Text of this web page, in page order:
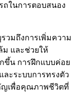
ถในการตอบสนอง
วมถึงการเพิ่มความ
ม และช่วยให้
ขึ้น การฝึกแบบค่อย
ละระบบการทรงตัว
ญเพื่อคุณภาพชีวิตที่